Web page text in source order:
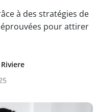
à des stratégies de
pour attirer